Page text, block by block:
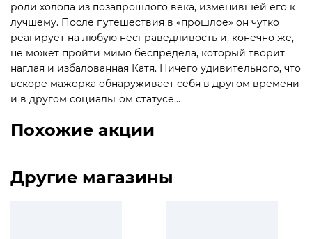
роли холопа из позапрошлого века, изменившей его к
лучшему. После путешествия в «прошлое» он чутко
реагирует на любую несправедливость и, конечно же,
не может пройти мимо беспредела, который творит
наглая и избалованная Катя. Ничего удивительного, что
вскоре мажорка обнаруживает себя в другом времени
и в другом социальном статусе…
Похожие акции
Другие магазины